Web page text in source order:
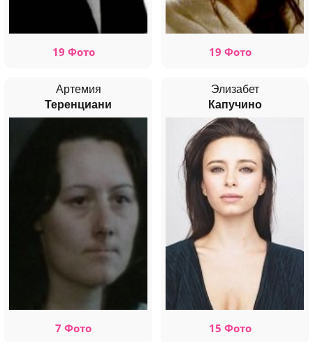
19 Фото 19 Фото
Артемия
Теренциани
7 Фото
Элизабет
Капучино
15 Фото